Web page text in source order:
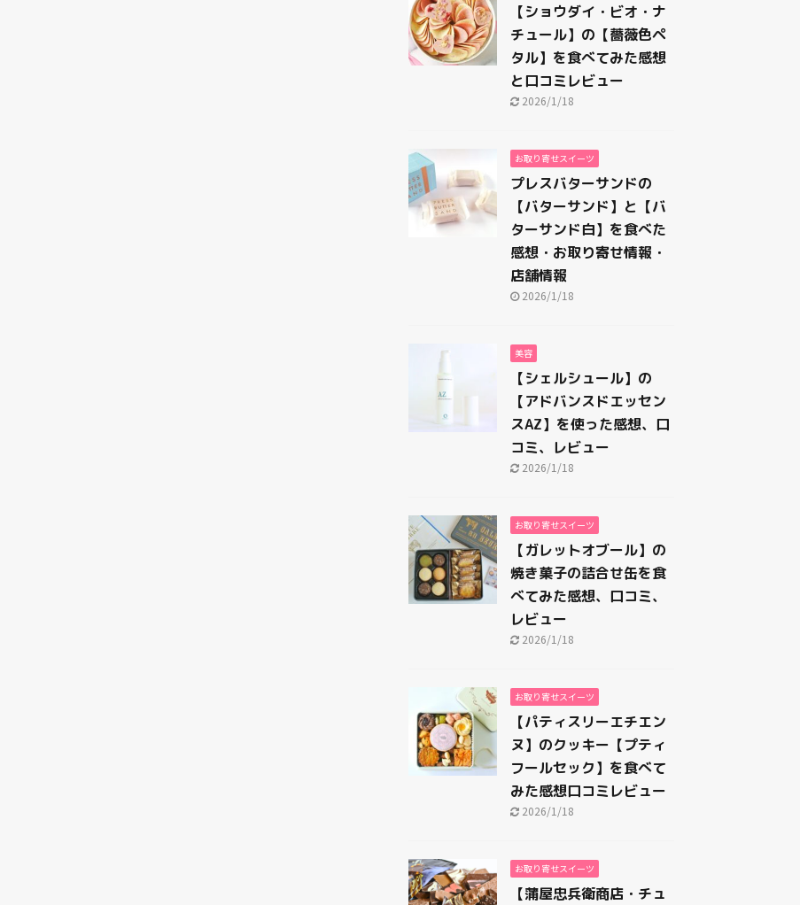
【ショウダイ・ビオ・ナ
チュール】の【薔薇色ペ
タル】を食べてみた感想
と口コミレビュー
2026/1/18
お取り寄せスイーツ
プレスバターサンドの
【バターサンド】と【バ
ターサンド白】を食べた
感想・お取り寄せ情報・
店舗情報
2026/1/18
美容
【シェルシュール】の
【アドバンスドエッセン
スAZ】を使った感想、口
コミ、レビュー
2026/1/18
お取り寄せスイーツ
【ガレットオブール】の
焼き菓子の詰合せ缶を食
べてみた感想、口コミ、
レビュー
2026/1/18
お取り寄せスイーツ
【パティスリーエチエン
ヌ】のクッキー【プティ
フールセック】を食べて
みた感想口コミレビュー
2026/1/18
お取り寄せスイーツ
【蒲屋忠兵衛商店・チュ